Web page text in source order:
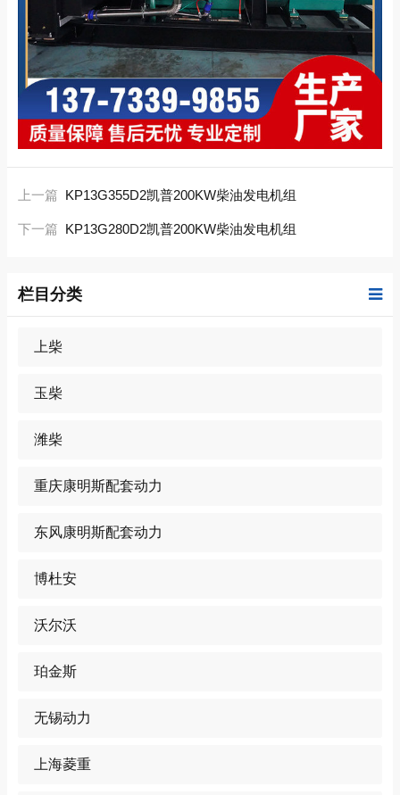
上一篇 KP13G355D2凯普200KW柴油发电机组
下一篇 KP13G280D2凯普200KW柴油发电机组
栏目分类
上柴
玉柴
潍柴
重庆康明斯配套动力
东风康明斯配套动力
博杜安
沃尔沃
珀金斯
无锡动力
上海菱重